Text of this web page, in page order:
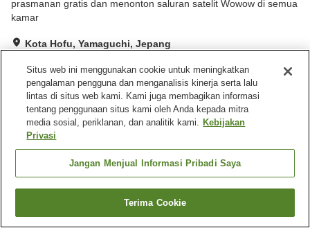
prasmanan gratis dan menonton saluran satelit Wowow di semua
kamar
Kota Hofu, Yamaguchi, Jepang
Sangat baik Ulasan: 398
Fasilitas properti
Tempat parkir
Beranda Jepang Yamaguchi
Kota Hofu
Cari kamar
Situs web ini menggunakan cookie untuk meningkatkan
pengalaman pengguna dan menganalisis kinerja serta lalu
lintas di situs web kami. Kami juga membagikan informasi
tentang penggunaan situs kami oleh Anda kepada mitra
media sosial, periklanan, dan analitik kami. Kebijakan
Privasi
Jangan Menjual Informasi Pribadi Saya
Terima Cookie